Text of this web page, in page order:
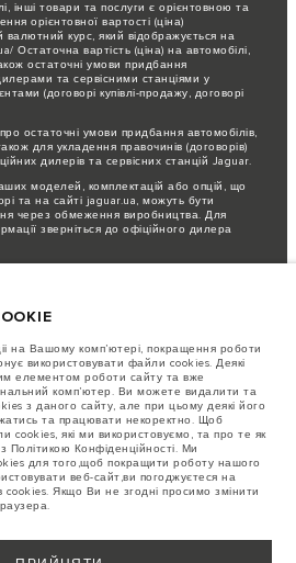
інші товари та послуги є орієнтовною та
орієнтовної вартості (ціна)
валютний курс, який відображується на
Остаточна вартість (ціна) на автомобілі,
остаточні умови придбання
та сервісними станціями у
(договорі купівлі-продажу, договорі
остаточні умови придбання автомобілів,
для укладення правочинів (договорів)
дилерів та сервісних станцій Jaguar.
моделей, комплектацій або опцій, що
та на сайті jaguar.ua, можуть бути
через обмеження виробництва. Для
зверніться до офіційного дилера
зображення, які зараз
оздоблення та кольорові рішення. Будь
дилером для отримання детальної
шукає шляхи поліпшити технічні
своїх автомобілів, деталей та
постійно, і ми залишаємо за собою
повідомлення. Деякі функції
до стандартних для різних років
характеристики, двигуни і кольори на
європейській специфікації і можуть
і можуть бути змінені без попереднього
показані з додатковим обладнанням та
дилерських центрів. Будь ласка,
щоб дізнатися про наявність і
на Вашому комп’ютері, покращення роботи
використовувати файли cookies. Деякі
елементом роботи сайту та вже
комп’ютер. Ви можете видалити та
з даного сайту, але при цьому деякі його
та працювати некоректно. Щоб
cookies, які ми використовуємо, та про те як
Політикою Конфіденційності. Ми
для того,щоб покращити роботу нашого
веб-сайт,ви погоджуєтеся на
Якщо Ви не згодні просимо змінити